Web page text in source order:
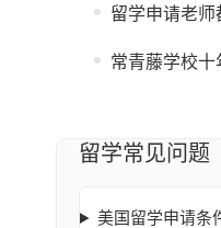
留学申请老师
常青藤学校十
留学常见问题
美国留学申请条